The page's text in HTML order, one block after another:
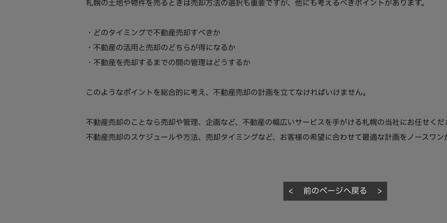
札幌の土地や物件を売るときは売却方法の選択も重要ですが、他にも考えるべきポイントがあります。
・どのタイミングで不動産売却すべきか
・不動産の活用と売却のどちらが得になるか
・不動産を売却するまでの間の管理はどうするか
このようなポイントを総合的に考え、不動産売却の計画を立てなければいけません。
不動産売却のことなら売却や管理、企画など、不動産の幅広いサービスを手がける札幌の当社にお任せくだ
不動産売却のスケジュールや方法、売却タイミングなど、お客様の希望に合わせて最適な計画をノースワン
< 前のページへ戻る >